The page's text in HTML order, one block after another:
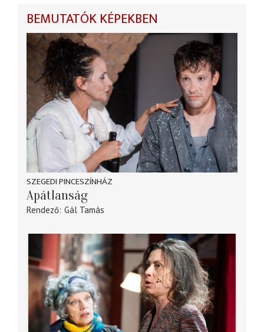
BEMUTATÓK KÉPEKBEN
SZEGEDI PINCESZÍNHÁZ
Apátlanság
Rendező Gál Tamás